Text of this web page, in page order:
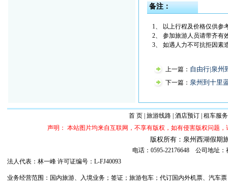
备注：
1、 以上行程及价格仅供参
2、 参加旅游人员请带齐有
3、 如遇人力不可抗拒因素
上一篇： 自由行|泉州
下一篇： 泉州到十里
首 页| 旅游线路| 酒店预订| 租车服务
声明： 本站图片均来自互联网，不享有版权，如有侵害版权问题
版权所有：泉州西湖假
电话：0595-22176648 公司地址
法人代表：林一峰 许可证编号：L-FJ40093
业务经营范围：国内旅游、入境业务；签证；旅游包车；代订国内外机票、汽